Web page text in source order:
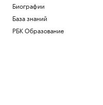
Биографии
База знаний
РБК Образование